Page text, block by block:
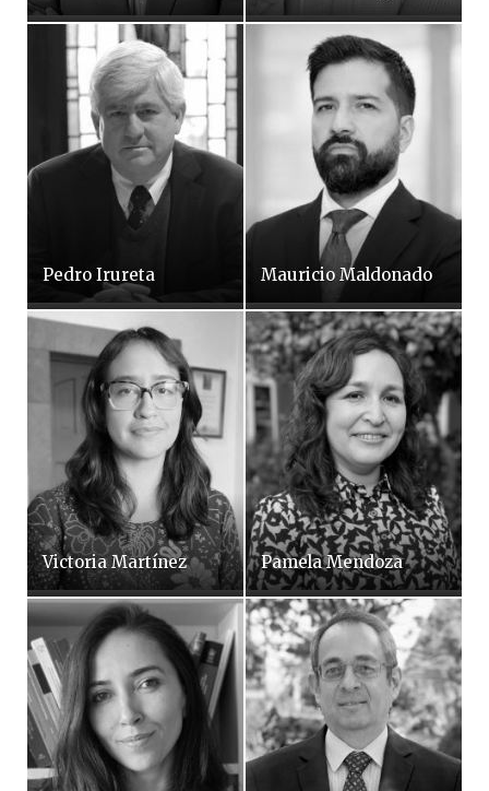
Pedro Irureta Mauricio Maldonado
Victoria Martínez Pamela Mendoza